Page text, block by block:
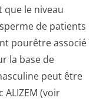
que le niveau
de patients
pourêtre associé
la base de
peut être
(voir